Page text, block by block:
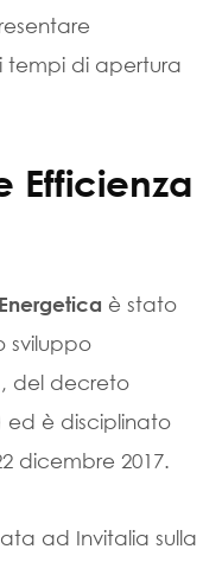
tempi di apertura
Efficienza
è stato
sviluppo
del decreto
ed è disciplinato
dicembre 2017.
ad Invitalia sulla